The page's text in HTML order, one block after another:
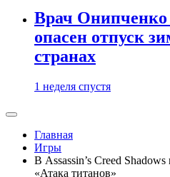
Врач Онипченко
опасен отпуск
странах
1 неделя спустя
Главная
Игры
В Assassin’s Creed
«Атака титанов»